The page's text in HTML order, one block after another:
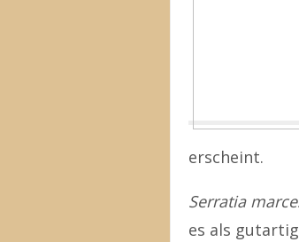
erscheint.
Serratia
es als